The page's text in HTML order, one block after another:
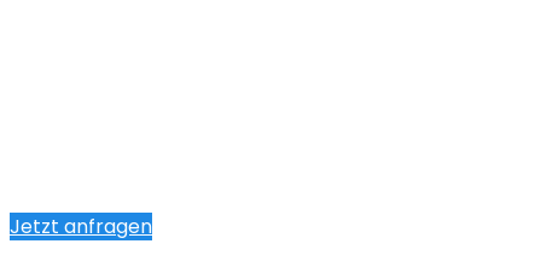
Jetzt anfragen